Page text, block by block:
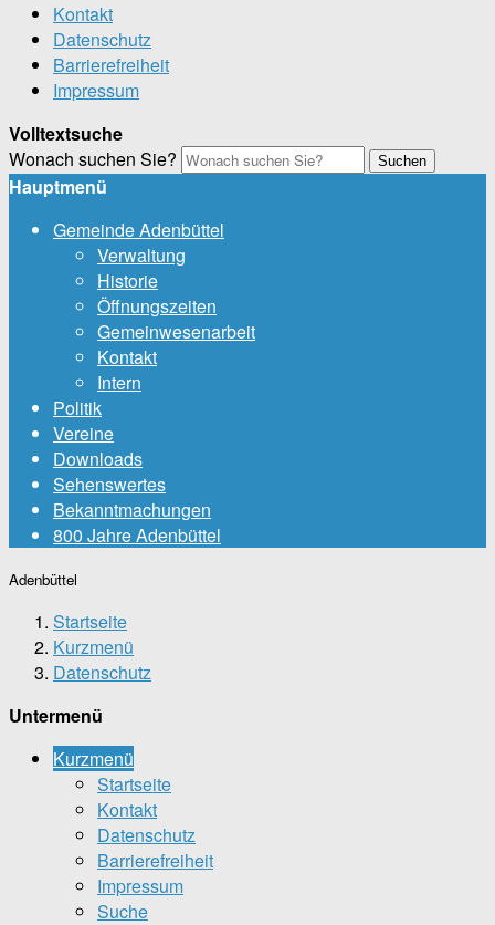
Kontakt
Datenschutz
Barrierefreiheit
Impressum
Volltextsuche
Wonach suchen Sie?
Suchen
Hauptmenü
Gemeinde Adenbüttel
Verwaltung
Historie
Öffnungszeiten
Gemeinwesenarbeit
Kontakt
Intern
Politik
Vereine
Downloads
Sehenswertes
Bekanntmachungen
800 Jahre Adenbüttel
Adenbüttel
Startseite
Kurzmenü
Datenschutz
Untermenü
Kurzmenü
Startseite
Kontakt
Datenschutz
Barrierefreiheit
Impressum
Suche